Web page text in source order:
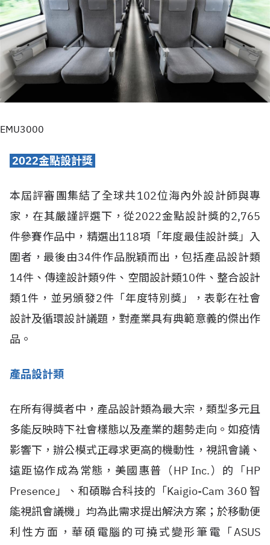
EMU3000
2022金點設計獎
本屆評審團集結了全球共102位海內外設計師與專
家，在其嚴謹評選下，從2022金點設計獎的2,765
件參賽作品中，精選出118項「年度最佳設計獎」入
圍者，最後由34件作品脫穎而出，包括產品設計類
14件、傳達設計類9件、空間設計類10件、整合設計
類1件，並另頒發2件「年度特別獎」，表彰在社會
設計及循環設計議題，對產業具有典範意義的傑出作
品。
產品設計類
在所有得獎者中，產品設計類為最大宗，類型多元且
多能反映時下社會樣態以及產業的趨勢走向。如疫情
影響下，辦公模式正尋求更高的機動性，視訊會議、
遠距協作成為常態，美國惠普（HP Inc.）的「HP
Presence」、和碩聯合科技的「Kaigio-Cam 360 智
能視訊會議機」均為此需求提出解決方案；於移動便
利性方面，華碩電腦的可撓式變形筆電「ASUS